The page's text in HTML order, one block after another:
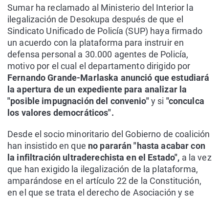
Sumar ha reclamado al Ministerio del Interior la
ilegalización de Desokupa después de que el
Sindicato Unificado de Policía (SUP) haya firmado
un acuerdo con la plataforma para instruir en
defensa personal a 30.000 agentes de Policía,
motivo por el cual el departamento dirigido por
Fernando Grande-Marlaska anunció que estudiará
la apertura de un expediente para analizar la
"posible impugnación del convenio"y si "conculca
los valores democráticos".
Desde el socio minoritario del Gobierno de coalición
han insistido en que no pararán "hasta acabar con
la infiltración ultraderechista en el Estado", a la vez
que han exigido la ilegalización de la plataforma,
amparándose en el artículo 22 de la Constitución,
en el que se trata el derecho de Asociación y se